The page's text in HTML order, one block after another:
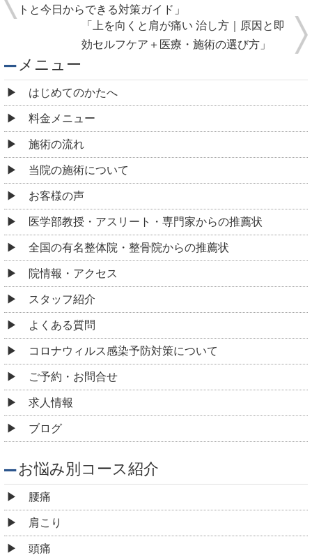
トと今日からできる対策ガイド」
「上を向くと肩が痛い 治し方｜原因と即
効セルフケア＋医療・施術の選び方」
メニュー
はじめてのかたへ
料金メニュー
施術の流れ
当院の施術について
お客様の声
医学部教授・アスリート・専門家からの推薦状
全国の有名整体院・整骨院からの推薦状
院情報・アクセス
スタッフ紹介
よくある質問
コロナウィルス感染予防対策について
ご予約・お問合せ
求人情報
ブログ
お悩み別コース紹介
腰痛
肩こり
頭痛